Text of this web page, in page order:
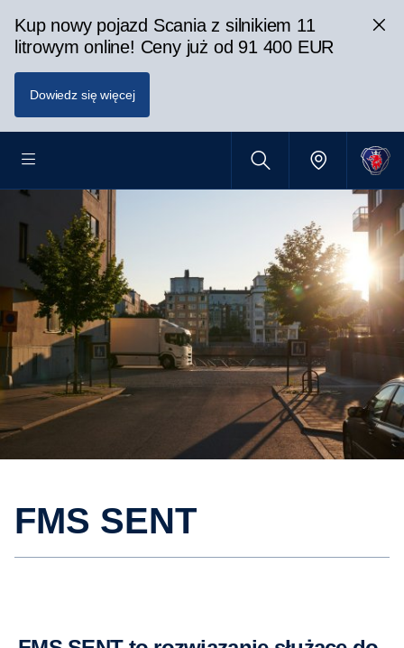
Kup nowy pojazd Scania z silnikiem 11
litrowym online! Ceny już od 91 400 EUR
Dowiedz się więcej
FMS SENT